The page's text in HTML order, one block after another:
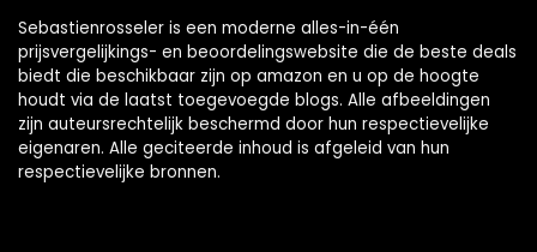
Sebastienrosseler is een moderne alles-in-één
prijsvergelijkings- en beoordelingswebsite die de beste deals
biedt die beschikbaar zijn op amazon en u op de hoogte
houdt via de laatst toegevoegde blogs. Alle afbeeldingen
zijn auteursrechtelijk beschermd door hun respectievelijke
eigenaren. Alle geciteerde inhoud is afgeleid van hun
respectievelijke bronnen.